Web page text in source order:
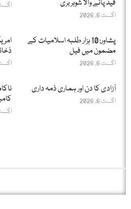
قید پانے والا شوہر بری
اگست 6, 2026
اگست 6,
پشاور: 10 ہزار طلبہ اسلامیات کے
مضمون میں فیل
اگست 6, 2026 اگست 6,
آزادی کا دن اور ہماری ذمہ داری
اگست 6, 2026
اگست 6,